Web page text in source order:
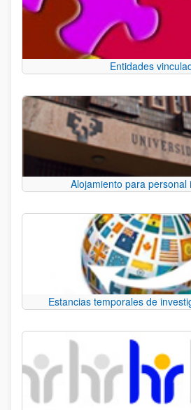
Entidades
Alojamiento para personal
Estancias temporales de